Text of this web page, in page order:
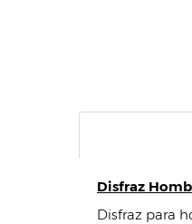
Disfraz
Disfraz para